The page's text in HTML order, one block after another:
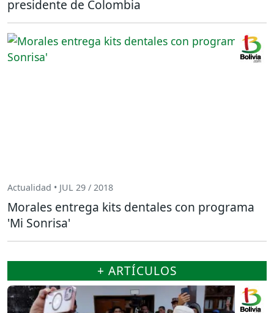
presidente de Colombia
Actualidad • JUL 29 / 2018
Morales entrega kits dentales con programa
'Mi Sonrisa'
+ ARTÍCULOS